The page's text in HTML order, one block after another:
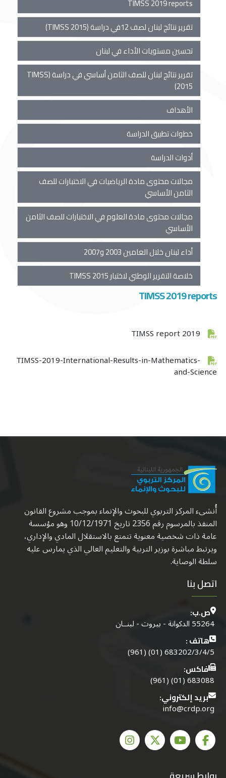
TIMSS 2019 reports
تقرير نتائج لبنان لصف 12في دراسة (TIMSS 2015)
تحسين مستويات الأداء في لبنان
تقرير نتائج لبنان للصف الثامن أساسي في دراسة (TIMSS
2015)
الأهداف
خطوات تطبيق الدراسة
أدوات الدراسة
مجالات محتوى مادة الرياضيات في الاختبارات للصف
الثامن الأساسي
مجالات محتوى مادة العلوم في الاختبارات للصف الثامن
الأساسي
أداء لبنان خلال العامين 2003 و2007
خلاصة التقرير الوطني لاختبار TIMSS 2015
TIMSS 2019 reports
TIMSS report 2019
TIMSS-2019-International-Results-in-Mathematics-
and-Science
أُنشىء المركز التربوي للبحوث والإنماء بموجب مشروع القانون
المنفذ بالمرسوم رقم 2356 تاريخ 10/12/1971 وهو مؤسسة
عامة ذات شخصية معنوية تتمتع بالاستقلال المادي والإداري،
ويرتبط مباشرة بوزير التربية والتعليم العالي الذي يمارس عليه
سلطة الوصاية.
اتصل بنا
ص.ب:
55264 الدكوانة - بيروت - لبنــان
هاتف :
683202/3/4/5 (01) (961)
فاكس:
683088 (01) (961)
بريد إلكتروني:
info@crdp.org